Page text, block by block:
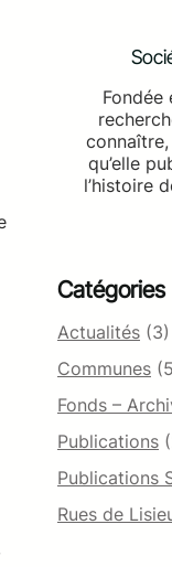
Fondée
qu’elle
l’histoire
Catégories
Actualités (3)
Communes
Fonds –
Publications
Publications
Rues de